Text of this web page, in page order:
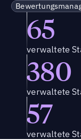
65
verwaltete
380
verwaltete
57
verwaltete